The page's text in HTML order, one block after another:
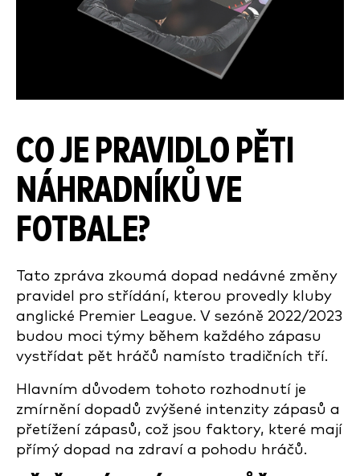
CO JE PRAVIDLO PĚTI
NÁHRADNÍKŮ VE
FOTBALE?
Tato zpráva zkoumá dopad nedávné změny
pravidel pro střídání, kterou provedly kluby
anglické Premier League. V sezóně 2022/2023
budou moci týmy během každého zápasu
vystřídat pět hráčů namísto tradičních tří.
Hlavním důvodem tohoto rozhodnutí je
zmírnění dopadů zvýšené intenzity zápasů a
přetížení zápasů, což jsou faktory, které mají
přímý dopad na zdraví a pohodu hráčů.